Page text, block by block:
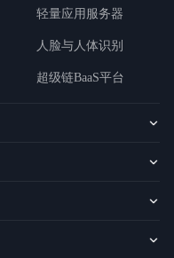
轻量应用服务器
人脸与人体识别
超级链BaaS平台